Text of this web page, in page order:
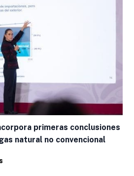
primeras conclusiones
natural no convencional